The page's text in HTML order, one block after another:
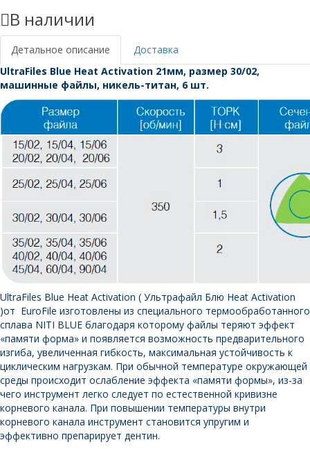
30/02В наличии
Детальное описание
Доставка
UltraFiles Blue Heat Activation 21мм, размер 30/02,
машинные файлы, никель-титан, 6 шт.
UltraFiles Blue Heat Activation ( Ультрафайл Блю Heat Activation
)от EuroFile изготовлены из специального термообработанного
сплава NITI BLUE благодаря которому файлы теряют эффект
«памяти форма» и появляется возможность предварительного
изгиба, увеличенная гибкость, максимальная устойчивость к
циклическим нагрузкам. При обычной температуре окружающей
среды происходит ослабление эффекта «памяти формы», из-за
чего инструмент легко следует по естественной кривизне
корневого канала. При повышении температуры внутри
корневого канала инструмент становится упругим и
эффективно препарирует дентин.